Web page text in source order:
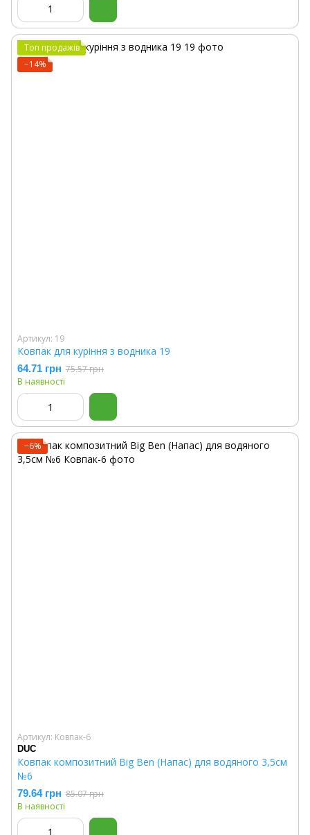
Топ продажів
−14%
Артикул: 19
Ковпак для куріння з водника 19
64.71 грн 75.57 грн
В наявності
−6%
Артикул: Ковпак-6
DUC
Ковпак композитний Big Ben (Напас) для водяного 3,5см
№6
79.64 грн 85.07 грн
В наявності